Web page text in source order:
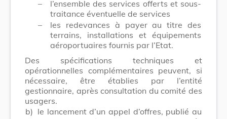
–
l’ensemble des services offerts et sous-
traitance éventuelle de services
–
les redevances à payer au titre des
terrains, installations et équipements
aéroportuaires fournis par l’Etat.
Des spécifications techniques et
opérationnelles complémentaires peuvent, si
nécessaire, être établies par l’entité
gestionnaire, après consultation du comité des
usagers.
b) le lancement d’un appel d’offres, publié au